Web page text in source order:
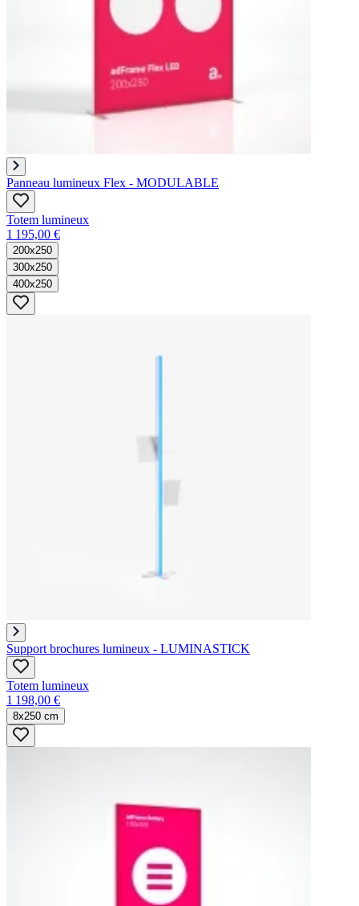
Panneau lumineux Flex - MODULABLE
Totem lumineux
1 195,00 €
200x250
300x250
400x250
Support brochures lumineux - LUMINASTICK
Totem lumineux
1 198,00 €
8x250 cm